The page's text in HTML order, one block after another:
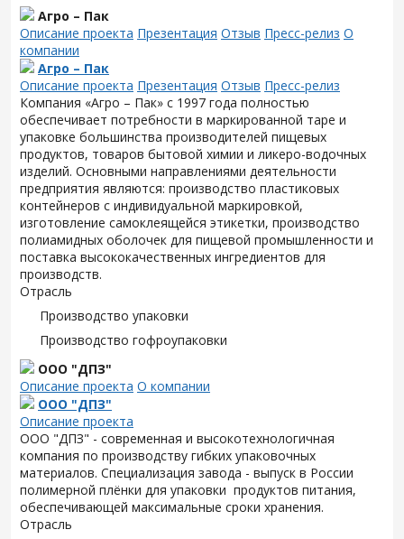
Агро – Пак
Описание проекта Презентация Отзыв Пресс-релиз О
компании
Агро – Пак
Описание проекта Презентация Отзыв Пресс-релиз
Компания «Агро – Пак» с 1997 года полностью
обеспечивает потребности в маркированной таре и
упаковке большинства производителей пищевых
продуктов, товаров бытовой химии и ликеро-водочных
изделий. Основными направлениями деятельности
предприятия являются: производство пластиковых
контейнеров с индивидуальной маркировкой,
изготовление самоклеящейся этикетки, производство
полиамидных оболочек для пищевой промышленности и
поставка высококачественных ингредиентов для
производств.
Отрасль
Производство упаковки
Производство гофроупаковки
ООО "ДПЗ"
Описание проекта О компании
ООО "ДПЗ"
Описание проекта
ООО "ДПЗ" - современная и высокотехнологичная
компания по производству гибких упаковочных
материалов. Специализация завода - выпуск в России
полимерной плёнки для упаковки продуктов питания,
обеспечивающей максимальные сроки хранения.
Отрасль